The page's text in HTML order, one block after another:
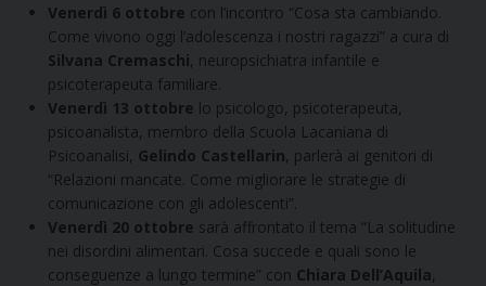
Venerdì 6 ottobre con l’incontro “Cosa sta cambiando.
Come vivono oggi l’adolescenza i nostri ragazzi” a cura di
Silvana Cremaschi , neuropsichiatra infantile e
psicoterapeuta familiare.
Venerdì 13 ottobre lo psicologo, psicoterapeuta,
psicoanalista, membro della Scuola Lacaniana di
Psicoanalisi, Gelindo Castellarin , parlerà ai genitori di
“Relazioni mancate. Come migliorare le strategie di
comunicazione con gli adolescenti”.
Venerdì 20 ottobre sarà affrontato il tema “La solitudine
nei disordini alimentari. Cosa succede e quali sono le
conseguenze a lungo termine” con Chiara Dell’Aquila